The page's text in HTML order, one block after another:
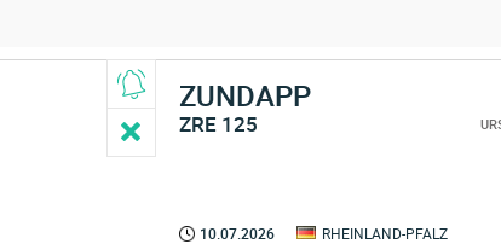
ZUNDAPP
ZRE 125
10.07.2026 RHEINLAND-PFALZ